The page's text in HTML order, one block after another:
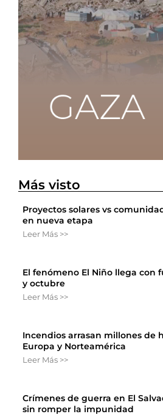
Más visto
Proyectos solares vs
en nueva etapa
Leer Más >>
El fenómeno El Niño llega con
y octubre
Leer Más >>
Incendios arrasan millones de
Europa y Norteamérica
Leer Más >>
Crímenes de guerra en El
sin romper la impunidad